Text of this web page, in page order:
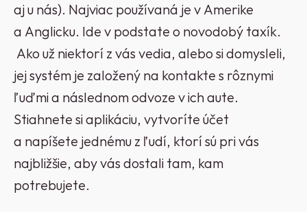
aj u nás). Najviac používaná je v Amerike
a Anglicku. Ide v podstate o novodobý taxík.
Ako už niektorí z vás vedia, alebo si domysleli,
jej systém je založený na kontakte s rôznymi
ľuďmi a následnom odvoze v ich aute.
Stiahnete si aplikáciu, vytvoríte účet
a napíšete jednému z ľudí, ktorí sú pri vás
najbližšie, aby vás dostali tam, kam
potrebujete.